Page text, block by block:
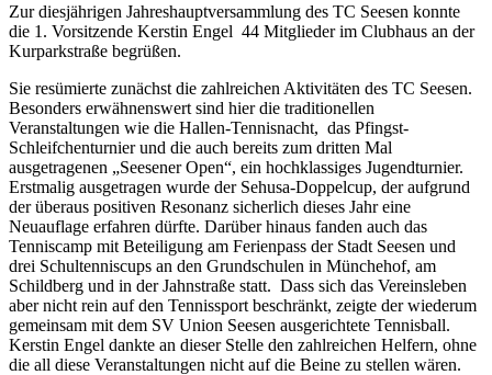
Zur diesjährigen Jahreshauptversammlung des TC Seesen konnte
die 1. Vorsitzende Kerstin Engel 44 Mitglieder im Clubhaus an der
Kurparkstraße begrüßen.
Sie resümierte zunächst die zahlreichen Aktivitäten des TC Seesen.
Besonders erwähnenswert sind hier die traditionellen
Veranstaltungen wie die Hallen-Tennisnacht, das Pfingst-
Schleifchenturnier und die auch bereits zum dritten Mal
ausgetragenen „Seesener Open“, ein hochklassiges Jugendturnier.
Erstmalig ausgetragen wurde der Sehusa-Doppelcup, der aufgrund
der überaus positiven Resonanz sicherlich dieses Jahr eine
Neuauflage erfahren dürfte. Darüber hinaus fanden auch das
Tenniscamp mit Beteiligung am Ferienpass der Stadt Seesen und
drei Schultenniscups an den Grundschulen in Münchehof, am
Schildberg und in der Jahnstraße statt. Dass sich das Vereinsleben
aber nicht rein auf den Tennissport beschränkt, zeigte der wiederum
gemeinsam mit dem SV Union Seesen ausgerichtete Tennisball.
Kerstin Engel dankte an dieser Stelle den zahlreichen Helfern, ohne
die all diese Veranstaltungen nicht auf die Beine zu stellen wären.